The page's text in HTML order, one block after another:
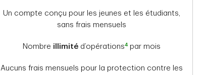
Un compte conçu pour les jeunes et les étudiants,
sans frais mensuels
Nombre illimité d’opérations4 par mois
Aucuns frais mensuels pour la protection contre les